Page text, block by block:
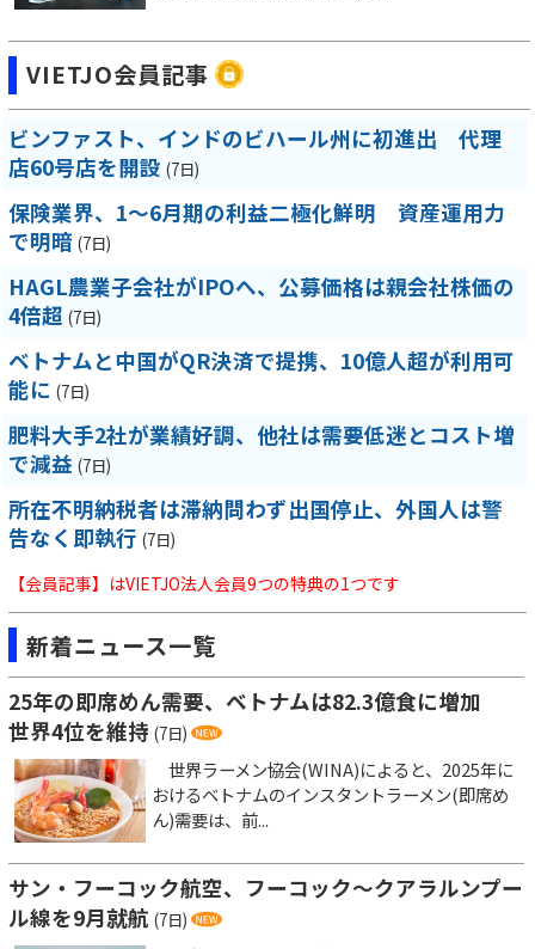
VIETJO会員記事
ビンファスト、インドのビハール州に初進出 代理
店60号店を開設 (7日)
保険業界、1～6月期の利益二極化鮮明 資産運用力
で明暗 (7日)
HAGL農業子会社がIPOへ、公募価格は親会社株価の
4倍超 (7日)
ベトナムと中国がQR決済で提携、10億人超が利用可
能に (7日)
肥料大手2社が業績好調、他社は需要低迷とコスト増
で減益 (7日)
所在不明納税者は滞納問わず出国停止、外国人は警
告なく即執行 (7日)
【会員記事】はVIETJO法人会員9つの特典の1つです
新着ニュース一覧
25年の即席めん需要、ベトナムは82.3億食に増加
世界4位を維持 (7日)
世界ラーメン協会(WINA)によると、2025年に
おけるベトナムのインスタントラーメン(即席め
ん)需要は、前...
サン・フーコック航空、フーコック～クアラルンプー
ル線を9月就航 (7日)